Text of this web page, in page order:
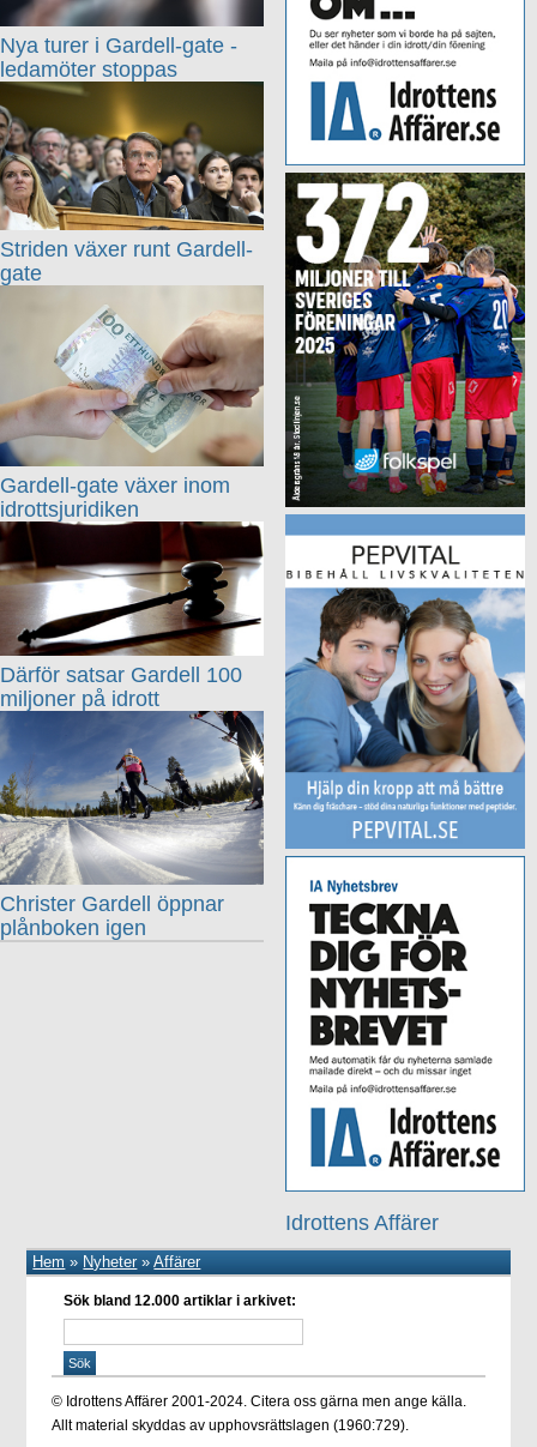
Idrottens Affärer
Nya turer i Gardell-gate -
ledamöter stoppas
Striden växer runt Gardell-
gate
Gardell-gate växer inom
idrottsjuridiken
Därför satsar Gardell 100
miljoner på idrott
Christer Gardell öppnar
plånboken igen
Hem » Nyheter»Affärer
Sök bland 12.000 artiklar i arkivet:
© Idrottens Affärer 2001-2024. Citera oss gärna men ange källa.
Allt material skyddas av upphovsrättslagen (1960:729).